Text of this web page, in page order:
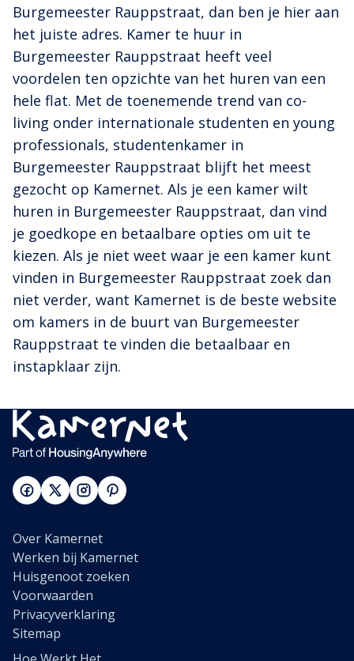
Burgemeester Rauppstraat, dan ben je hier aan
het juiste adres. Kamer te huur in
Burgemeester Rauppstraat heeft veel
voordelen ten opzichte van het huren van een
hele flat. Met de toenemende trend van co-
living onder internationale studenten en young
professionals, studentenkamer in
Burgemeester Rauppstraat blijft het meest
gezocht op Kamernet. Als je een kamer wilt
huren in Burgemeester Rauppstraat, dan vind
je goedkope en betaalbare opties om uit te
kiezen. Als je niet weet waar je een kamer kunt
vinden in Burgemeester Rauppstraat zoek dan
niet verder, want Kamernet is de beste website
om kamers in de buurt van Burgemeester
Rauppstraat te vinden die betaalbaar en
instapklaar zijn.
Over Kamernet
Werken bij Kamernet
Huisgenoot zoeken
Voorwaarden
Privacyverklaring
Sitemap